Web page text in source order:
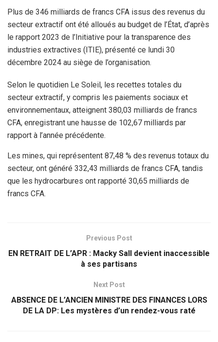
Plus de 346 milliards de francs CFA issus des revenus du
secteur extractif ont été alloués au budget de l’État, d’après
le rapport 2023 de l’Initiative pour la transparence des
industries extractives (ITIE), présenté ce lundi 30
décembre 2024 au siège de l’organisation.
Selon le quotidien Le Soleil, les recettes totales du
secteur extractif, y compris les paiements sociaux et
environnementaux, atteignent 380,03 milliards de francs
CFA, enregistrant une hausse de 102,67 milliards par
rapport à l’année précédente.
Les mines, qui représentent 87,48 % des revenus totaux du
secteur, ont généré 332,43 milliards de francs CFA, tandis
que les hydrocarbures ont rapporté 30,65 milliards de
francs CFA.
Previous Post
EN RETRAIT DE L’APR : Macky Sall devient inaccessible
à ses partisans
Next Post
ABSENCE DE L’ANCIEN MINISTRE DES FINANCES LORS
DE LA DP: Les mystères d’un rendez-vous raté